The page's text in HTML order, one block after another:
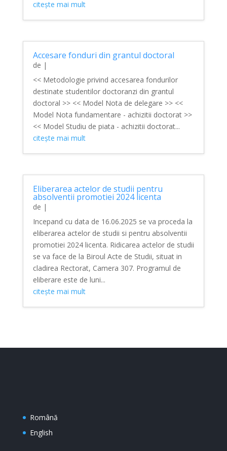
citește mai mult
Accesare fonduri din grantul doctoral
de |
<< Metodologie privind accesarea fondurilor
destinate studentilor doctoranzi din grantul
doctoral >> << Model Nota de delegare >> <<
Model Nota fundamentare - achizitii doctorat >>
<< Model Studiu de piata - achizitii doctorat...
citește mai mult
Eliberarea actelor de studii pentru
absolventii promotiei 2024 licenta
de |
Incepand cu data de 16.06.2025 se va proceda la
eliberarea actelor de studii si pentru absolventii
promotiei 2024 licenta. Ridicarea actelor de studii
se va face de la Biroul Acte de Studii, situat in
cladirea Rectorat, Camera 307. Programul de
eliberare este de luni...
citește mai mult
Română
English